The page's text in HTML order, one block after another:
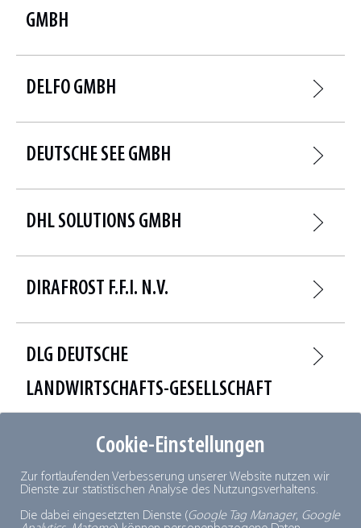
Cookie-Einstellungen
Zur fortlaufenden Verbesserung unserer Website nutzen wir
Dienste zur statistischen Analyse des Nutzungsverhaltens.
Die dabei eingesetzten Dienste (Google Tag Manager, Google
GMBH
DELFO GMBH
DEUTSCHE SEE GMBH
DHL SOLUTIONS GMBH
DIRAFROST F.F.I. N.V.
DLG DEUTSCHE
LANDWIRTSCHAFTS-GESELLSCHAFT
DMK EIS GMBH